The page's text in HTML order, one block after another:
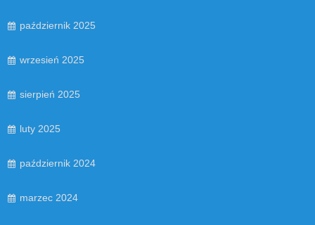
październik 2025
wrzesień 2025
sierpień 2025
luty 2025
październik 2024
marzec 2024